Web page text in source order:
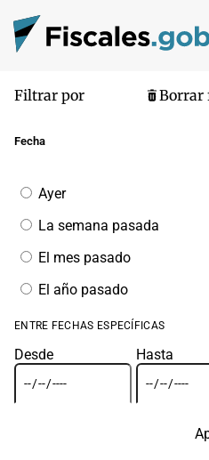
Filtrar por Borrar
Fecha
Filtrar
por
fecha
Ayer
La semana pasada
El mes pasado
El año pasado
ENTRE FECHAS ESPECÍFICAS
Desde Hasta